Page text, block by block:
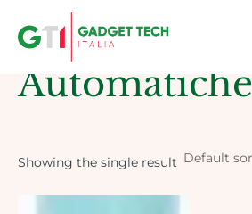
Home / Products tagged “automatiche”
Automatiche
Showing the single result